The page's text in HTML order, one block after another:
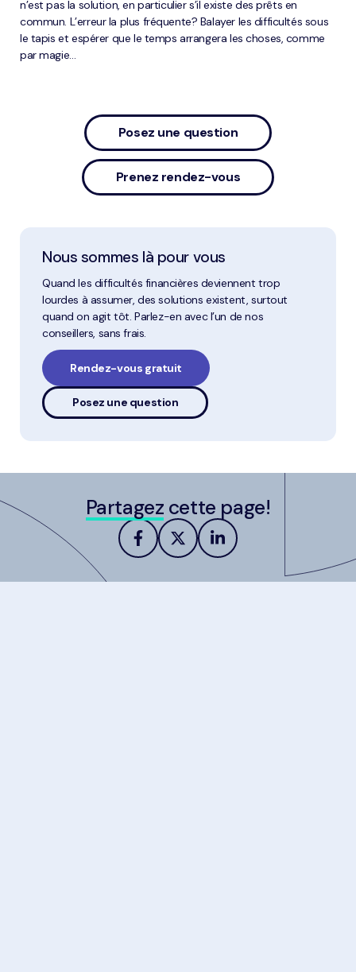
n’est pas la solution, en particulier s’il existe des prêts en
commun. L’erreur la plus fréquente? Balayer les difficultés sous
le tapis et espérer que le temps arrangera les choses, comme
par magie…
Posez une question
Prenez rendez-vous
Nous sommes là pour vous
Quand les difficultés financières deviennent trop
lourdes à assumer, des solutions existent, surtout
quand on agit tôt. Parlez-en avec l’un de nos
conseillers, sans frais.
Rendez-vous gratuit
Posez une question
Partagez cette page!